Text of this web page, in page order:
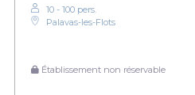
10 - 100 pers.
Palavas-les-Flots
Établissement non réservable